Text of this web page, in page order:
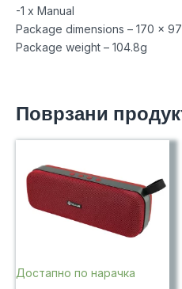
-1 x Manual
Package dimensions – 170 x
Package weight – 104.8g
Поврзани
Достапно по нарачка